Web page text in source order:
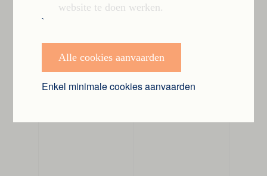
Arthur
Vandemoortele
associate
website te doen werken.
`
Alle cookies aanvaarden
Enkel minimale cookies aanvaarden